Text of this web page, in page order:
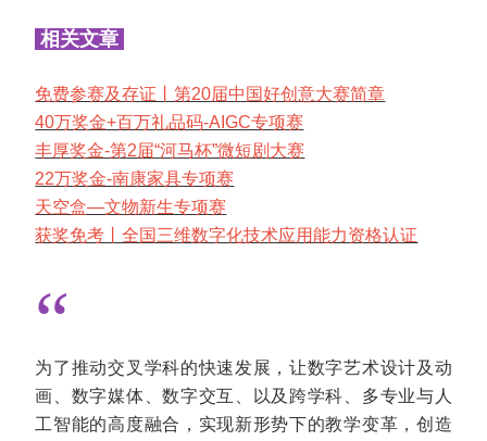
相关文章
免费参赛及存证丨第20届中国好创意大赛简章
40万奖金+百万礼品码-AIGC专项赛
丰厚奖金-第2届“河马杯”微短剧大赛
22万奖金-南康家具专项赛
天空盒—文物新生专项赛
获奖免考丨全国三维数字化技术应用能力资格认证
“
为了推动交叉学科的快速发展，让数字艺术设计及动
画、数字媒体、数字交互、以及跨学科、多专业与人
工智能的高度融合，实现新形势下的教学变革，创造